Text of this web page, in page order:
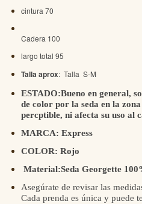
cintura 70
Cadera 100
largo total 95
Talla aprox: Talla S-M
ESTADO:Bueno en general,
de color por la seda en la
percptible, ni afecta su uso al
MARCA: Express
COLOR: Rojo
Material:Seda Georgette
Asegúrate de revisar las
Cada prenda es única y puede